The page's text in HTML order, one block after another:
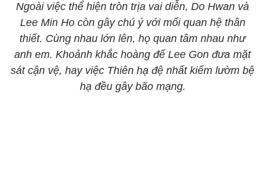
Ngoài việc thể hiện tròn trịa vai diễn, Do Hwan và
Lee Min Ho còn gây chú ý với mối quan hệ thân
thiết. Cùng nhau lớn lên, họ quan tâm nhau như
anh em. Khoảnh khắc hoàng đế Lee Gon đưa mặt
sát cận vệ, hay việc Thiên hạ đệ nhất kiếm lườm bệ
hạ đều gây bão mạng.